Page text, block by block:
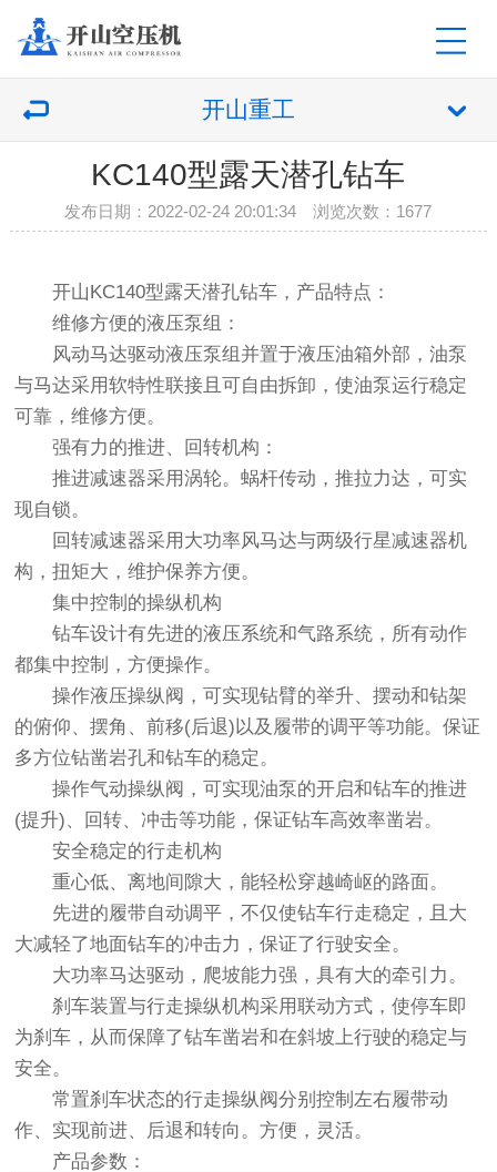
开山重工
KC140型露天潜孔钻车
发布日期：2022-02-24 20:01:34 浏览次数： 1677
开山KC140型露天潜孔钻车，产品特点：
维修方便的液压泵组：
风动马达驱动液压泵组并置于液压油箱外部，油泵
与马达采用软特性联接且可自由拆卸，使油泵运行稳定
可靠，维修方便。
强有力的推进、回转机构：
推进减速器采用涡轮。蜗杆传动，推拉力达，可实
现自锁。
回转减速器采用大功率风马达与两级行星减速器机
构，扭矩大，维护保养方便。
集中控制的操纵机构
钻车设计有先进的液压系统和气路系统，所有动作
都集中控制，方便操作。
操作液压操纵阀，可实现钻臂的举升、摆动和钻架
的俯仰、摆角、前移(后退)以及履带的调平等功能。保证
多方位钻凿岩孔和钻车的稳定。
操作气动操纵阀，可实现油泵的开启和钻车的推进
(提升)、回转、冲击等功能，保证钻车高效率凿岩。
安全稳定的行走机构
重心低、离地间隙大，能轻松穿越崎岖的路面。
先进的履带自动调平，不仅使钻车行走稳定，且大
大减轻了地面钻车的冲击力，保证了行驶安全。
大功率马达驱动，爬坡能力强，具有大的牵引力。
刹车装置与行走操纵机构采用联动方式，使停车即
为刹车，从而保障了钻车凿岩和在斜坡上行驶的稳定与
安全。
常置刹车状态的行走操纵阀分别控制左右履带动
作、实现前进、后退和转向。方便，灵活。
产品参数：